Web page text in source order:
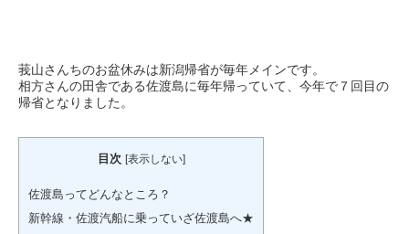
莪山さんちのお盆休みは新潟帰省が毎年メインです。
相方さんの田舎である佐渡島に毎年帰っていて、今年で７回目の
帰省となりました。
目次 [表示しない]
佐渡島ってどんなところ？
新幹線・佐渡汽船に乗っていざ佐渡島へ★